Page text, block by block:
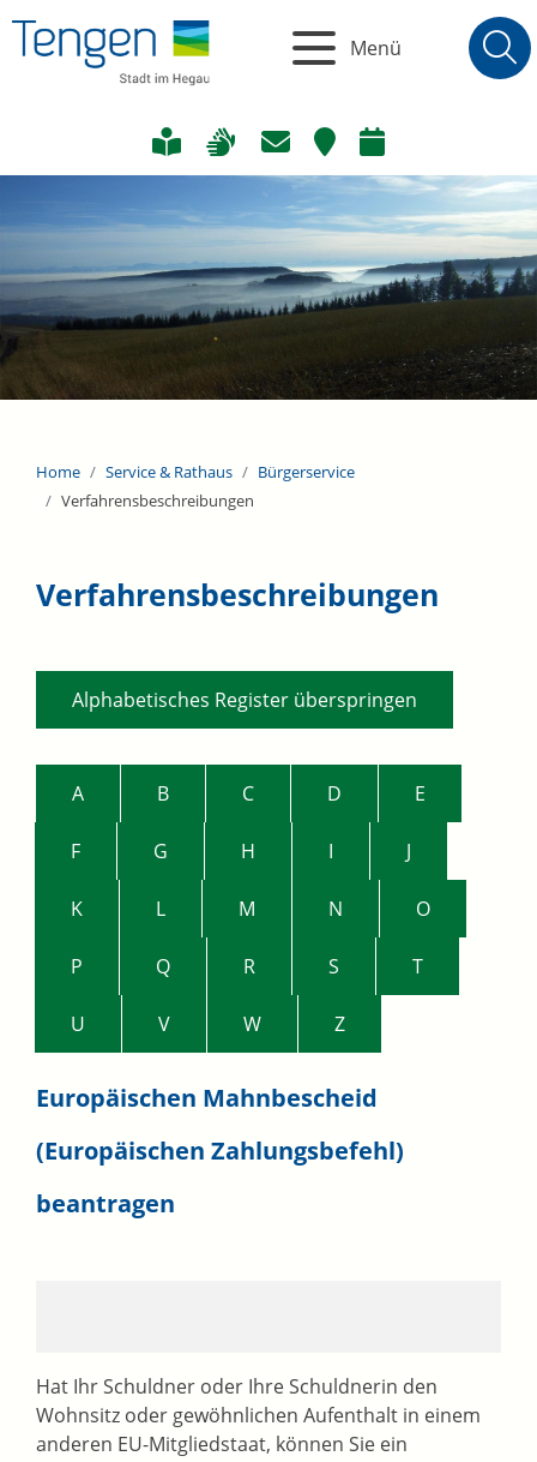
Menü
Home Service & Rathaus
Bürgerservice
Verfahrensbeschreibungen
Verfahrensbeschreibungen
Alphabetisches Register überspringen
A B C D E
F G H I J
K L M N O
P Q R S T
U V W Z
Europäischen Mahnbescheid
(Europäischen Zahlungsbefehl)
beantragen
Hat Ihr Schuldner oder Ihre Schuldnerin den
Wohnsitz oder gewöhnlichen Aufenthalt in einem
anderen EU-Mitgliedstaat, können Sie ein